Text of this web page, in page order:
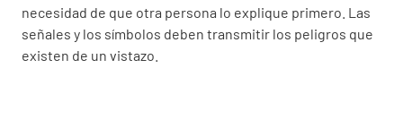
necesidad de que otra persona lo explique primero. Las
señales y los símbolos deben transmitir los peligros que
existen de un vistazo.